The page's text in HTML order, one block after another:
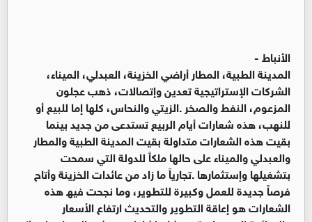
الأنباط -
المدینة الطبیة، المطار أراضي الخزینة، العبدلي، المیناء،
الشركات الإستراتیجیة تعدین وإتصالات، ذھب عجلون
المزعوم، النفط والصخر .الزیتي والنحاس، كلھا إما للبیع أو
للنھب، ھذه شعارات أیام الربیع تستدعى من جدید بینما
بقیت ھذه الشعارات متداولة بقیت المدینة الطبیة والمطار
والعبدلي والمیناء على حالھا ملكاً للدولة التي سمحت
بتشغیلھا وإستثمارھا .تجاریاً ما زاد من عائدات الخزینة وأتاح
فرصاً جدیدة للعمل وكبیرة للتطویر، وما نجحت فیھ ھذه
الشعارات ھو إعاقة التطویر والتحدیث ارتفاع الأسعار